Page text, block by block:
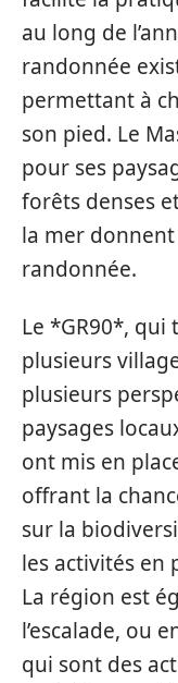
au long de
randonnée
permettant à
son pied. Le
pour ses
forêts denses
la mer
randonnée.
Le *GR90*,
plusieurs
plusieurs
paysages
ont mis en
offrant la
sur la
les activités en
La région est
l’escalade, ou
qui sont des